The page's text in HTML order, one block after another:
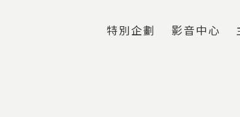
特別企劃 影音中心